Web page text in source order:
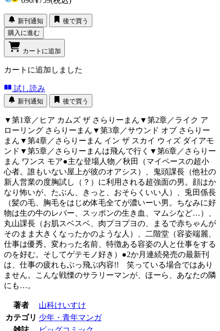
新刊通知
後で買う
購入に進む
カートに追加
カートに追加しました
試し読み
新刊通知 後で買う
▼第1章／ヒア カムズ ザ さらりーまん▼第2章／ライク ア
ローリング さらりーまん▼第3章／サウンド オブ さらりー
まん▼第4章／さらりーまん イン ザ スカイ ウィズ ダイアモ
ンド▼第5章／さらりーまんは飛んで行く▼第6章／さらりー
まん ワンス モア●主な登場人物／秋田（マイペースの超小
心者。誰もいない屋上が彼のオアシス）、鬼頭課長（他社の
新人営業の度胸試し（？）に利用される超強面の男。顔はか
なり怖いが、たぶん、きっと、おそらくいい人）、兎田係長
（髪の毛、胸毛をはじめ体毛全てが濃いーい男。ちなみに好
物は生の牛のレバー、スッポンの生き血、マムシなど…）、
丸山課長（お肌スベスベ、肉プヨプヨの、まるで赤ちゃんが
そのまま大きくなったかのような人）、二階堂（容姿端麗、
仕事は優秀。変わった名前、特徴ある容姿の人と仕事をする
のを好む。そしてゲテモノ好き）●2か月連続発売の最新刊
は、仕事の疲れもぶっ飛ぶ内容!! 笑っている場合ではあり
ません。こんな戦慄のサラリーマンが、ほーら、あなたの隣
にも…。
著者
山科けいすけ
カテゴリ 少年・青年マンガ